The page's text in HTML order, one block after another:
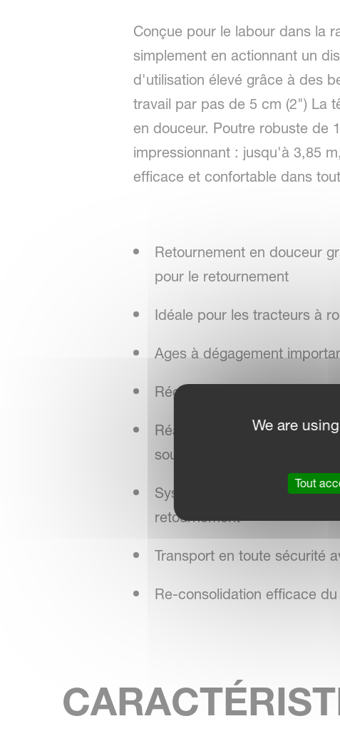
Conçue pour le labour dans la
simplement en actionnant un
d'utilisation élevé grâce à des
travail par pas de 5 cm (2") La
en douceur. Poutre robuste de
impressionnant : jusqu'à 3,85
efficace et confortable dans
Retournement en douceur
pour le retournement
Idéale pour les tracteurs à
Ages à dégagement
Réglage centralisé des
Réalignement au
souplesse
Système de remise en ligne
retournement
Transport en toute sécurité
Re-consolidation efficace
We are
Tout